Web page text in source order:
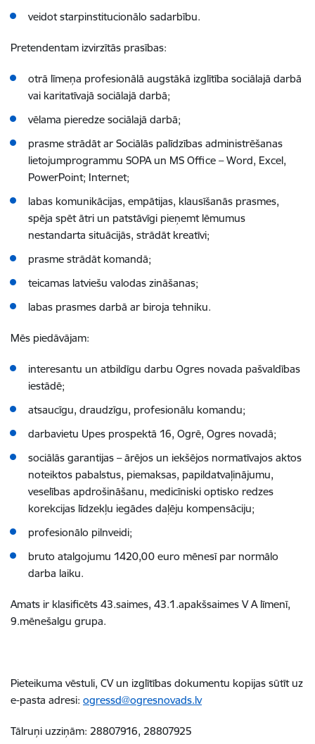
veidot starpinstitucionālo sadarbību.
Pretendentam izvirzītās prasības:
otrā līmeņa profesionālā augstākā izglītība sociālajā darbā
vai karitatīvajā sociālajā darbā;
vēlama pieredze sociālajā darbā;
prasme strādāt ar Sociālās palīdzības administrēšanas
lietojumprogrammu SOPA un MS Office – Word, Excel,
PowerPoint; Internet;
labas komunikācijas, empātijas, klausīšanās prasmes,
spēja spēt ātri un patstāvīgi pieņemt lēmumus
nestandarta situācijās, strādāt kreatīvi;
prasme strādāt komandā;
teicamas latviešu valodas zināšanas;
labas prasmes darbā ar biroja tehniku.
Mēs piedāvājam:
interesantu un atbildīgu darbu Ogres novada pašvaldības
iestādē;
atsaucīgu, draudzīgu, profesionālu komandu;
darbavietu Upes prospektā 16, Ogrē, Ogres novadā;
sociālās garantijas – ārējos un iekšējos normatīvajos aktos
noteiktos pabalstus, piemaksas, papildatvaļinājumu,
veselības apdrošināšanu, medicīniski optisko redzes
korekcijas līdzekļu iegādes daļēju kompensāciju;
profesionālo pilnveidi;
bruto atalgojumu 1420,00 euro mēnesī par normālo
darba laiku.
Amats ir klasificēts 43.saimes, 43.1.apakšsaimes V A līmenī,
9.mēnešalgu grupa.
Pieteikuma vēstuli, CV un izglītības dokumentu kopijas sūtīt uz
e-pasta adresi: ogressd@ogresnovads.lv
Tālruņi uzziņām: 28807916, 28807925